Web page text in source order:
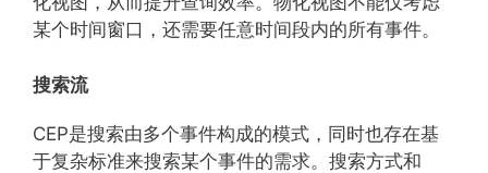
某个时间窗口，还需要任意时间段内的所有事件。
搜索流
CEP是搜索由多个事件构成的模式，同时也存在基
于复杂标准来搜索某个事件的需求。搜索方式和